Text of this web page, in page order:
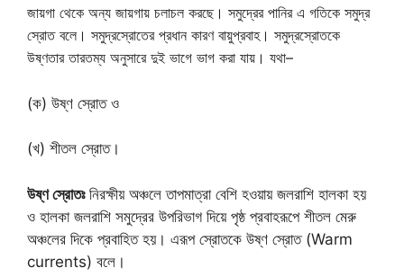
জায়গা থেকে অন্য জায়গায় চলাচল করছে। সমুদ্রের পানির এ গতিকে সমুদ্র
স্রোত বলে। সমুদ্রস্রোতের প্রধান কারণ বায়ুপ্রবাহ। সমুদ্রস্রোতকে
উষ্ণতার তারতম্য অনুসারে দুই ভাগে ভাগ করা যায়। যথা–
(ক) উষ্ণ স্রোত ও
(খ) শীতল স্রোত।
উষ্ণ স্রোতঃনিরক্ষীয় অঞ্চলে তাপমাত্রা বেশি হওয়ায় জলরাশি হালকা হয়
ও হালকা জলরাশি সমুদ্রের উপরিভাগ দিয়ে পৃষ্ঠ প্রবাহরূপে শীতল মেরু
অঞ্চলের দিকে প্রবাহিত হয়। এরূপ স্রোতকে উষ্ণ স্রোত (Warm
currents) বলে।